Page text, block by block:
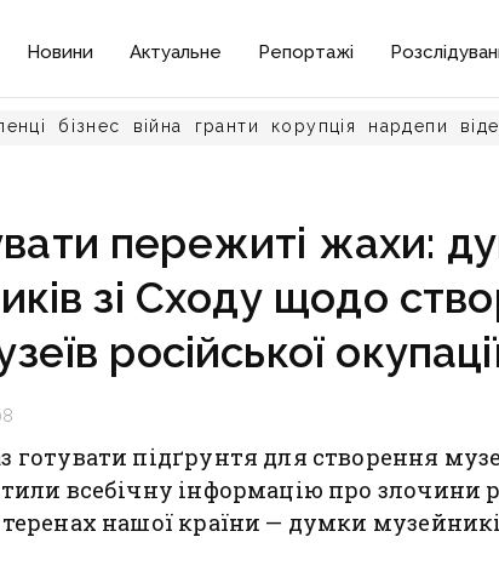
Новини Актуальне Репортажі
бізнес війна гранти корупція нардепи
пережиті жахи:
зі Сходу щодо
російської
готувати підґрунтя для створення
всебічну інформацію про злочини
нашої країни — думки